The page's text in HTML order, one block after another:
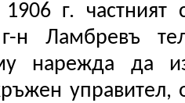
г.
н Ламбревъ
нарежда да
управител,